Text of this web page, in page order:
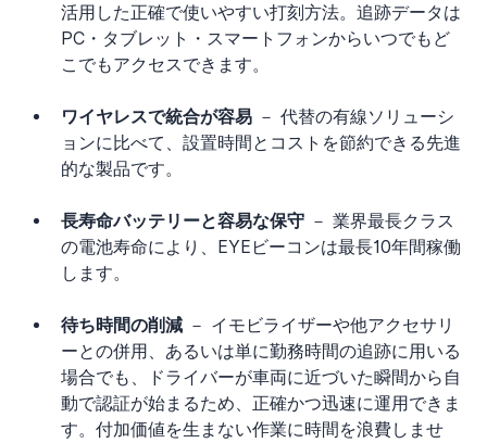
活用した正確で使いやすい打刻方法。追跡データは
PC・タブレット・スマートフォンからいつでもど
こでもアクセスできます。
ワイヤレスで統合が容易 － 代替の有線ソリューシ
ョンに比べて、設置時間とコストを節約できる先進
的な製品です。
長寿命バッテリーと容易な保守 － 業界最長クラス
の電池寿命により、EYEビーコンは最長10年間稼働
します。
待ち時間の削減 － イモビライザーや他アクセサリ
ーとの併用、あるいは単に勤務時間の追跡に用いる
場合でも、ドライバーが車両に近づいた瞬間から自
動で認証が始まるため、正確かつ迅速に運用できま
す。付加価値を生まない作業に時間を浪費しませ